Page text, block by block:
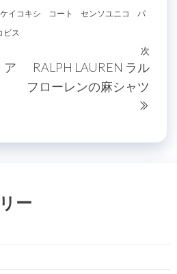
ケイコキシ コート センソユニコ
パ
ビス
ア
次
の
次
RALPH LAUREN ラル
フローレンの麻シャツ
ー